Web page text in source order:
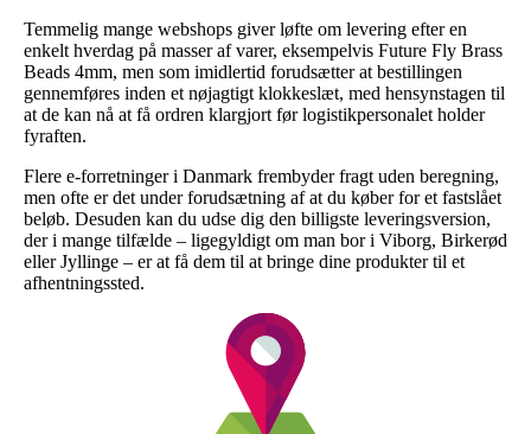
Temmelig mange webshops giver løfte om levering efter en
enkelt hverdag på masser af varer, eksempelvis Future Fly Brass
Beads 4mm, men som imidlertid forudsætter at bestillingen
gennemføres inden et nøjagtigt klokkeslæt, med hensynstagen til
at de kan nå at få ordren klargjort før logistikpersonalet holder
fyraften.
Flere e-forretninger i Danmark frembyder fragt uden beregning,
men ofte er det under forudsætning af at du køber for et fastslået
beløb. Desuden kan du udse dig den billigste leveringsversion,
der i mange tilfælde – ligegyldigt om man bor i Viborg, Birkerød
eller Jyllinge – er at få dem til at bringe dine produkter til et
afhentningssted.